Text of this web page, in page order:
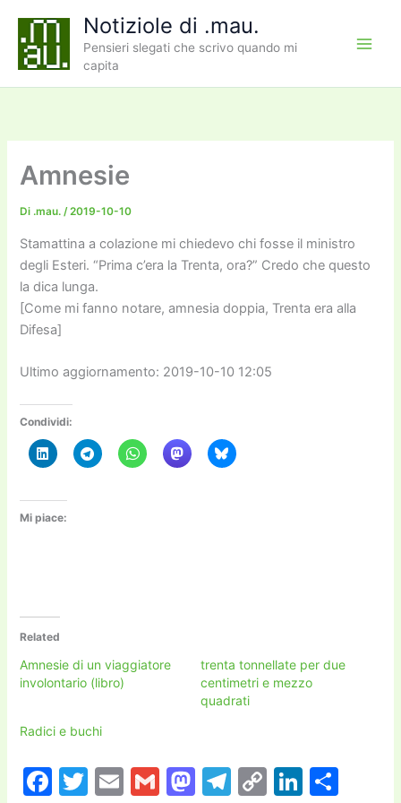
contenuto
Notiziole di .mau.
Pensieri slegati che scrivo quando mi
capita
Amnesie
Di .mau./2019-10-10
Stamattina a colazione mi chiedevo chi fosse il ministro
degli Esteri. “Prima c’era la Trenta, ora?” Credo che questo
la dica lunga.
[Come mi fanno notare, amnesia doppia, Trenta era alla
Difesa]
Ultimo aggiornamento: 2019-10-10 12:05
Condividi:
Mi piace:
Related
Amnesie di un viaggiatore
involontario (libro)
trenta tonnellate per due
centimetri e mezzo
quadrati
Radici e buchi
F
T
E
G
M T
C
Li